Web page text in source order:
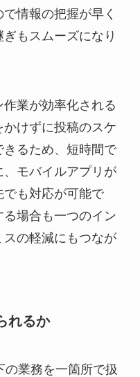
情報の把握が早く
もスムーズになり
業が効率化される
けずに投稿のスケ
るため、短時間で
モバイルアプリが
も対応が可能で
場合も一つのイン
の軽減にもつなが
れるか
の業務を一箇所で扱